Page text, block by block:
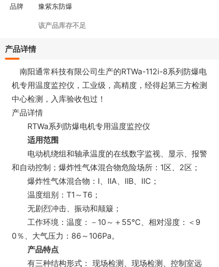
品牌 豫紫东防爆
该产品库存不足
产品详情
南阳通常科技有限公司生产的RTWa-112i-8系列防爆电
机专用温度监控仪，工业级，高精度，经得起第三方检测
中心检测，入库验收包过！
产品详情
RTWa系列防爆电机专用温度监控仪
适用范围
电动机绕组和轴承温度的在线数字监视、显示、报警
和自动控制；爆炸性气体混合物危险场所：1区、2区；
爆炸性气体混合物：Ⅰ、ⅡA、ⅡB、ⅡC；
温度组别：T1～T6；
无剧烈冲击、振动和颠簸；
工作环境：温度：－10～＋55℃、相对湿度：＜9
0％、大气压力：86～106Pa。
产品特点
有三种结构形式： 现场检测、现场检测、控制室远